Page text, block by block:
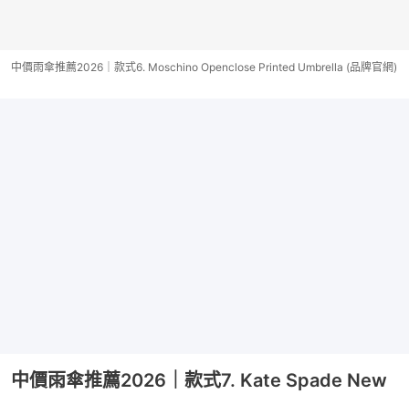
中價雨傘推薦2026｜款式6. Moschino Openclose Printed Umbrella (品牌官網)
中價雨傘推薦2026｜款式7. Kate Spade New